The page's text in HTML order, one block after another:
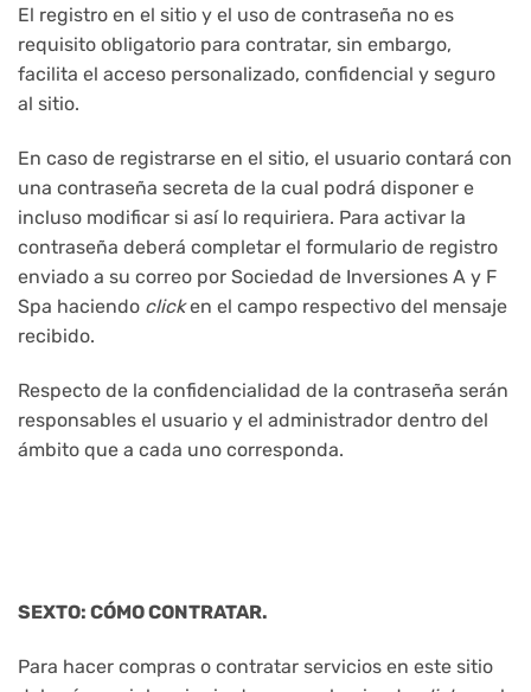
El registro en el sitio y el uso de contraseña no es
requisito obligatorio para contratar, sin embargo,
facilita el acceso personalizado, confidencial y seguro
al sitio.
En caso de registrarse en el sitio, el usuario contará con
una contraseña secreta de la cual podrá disponer e
incluso modificar si así lo requiriera. Para activar la
contraseña deberá completar el formulario de registro
enviado a su correo por Sociedad de Inversiones A y F
Spa haciendo clicken el campo respectivo del mensaje
recibido.
Respecto de la confidencialidad de la contraseña serán
responsables el usuario y el administrador dentro del
ámbito que a cada uno corresponda.
SEXTO: CÓMO CONTRATAR.
Para hacer compras o contratar servicios en este sitio